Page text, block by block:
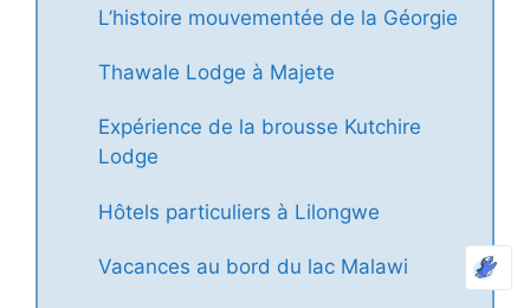
L’histoire mouvementée de la Géorgie
Thawale Lodge à Majete
Expérience de la brousse Kutchire
Lodge
Hôtels particuliers à Lilongwe
Vacances au bord du lac Malawi